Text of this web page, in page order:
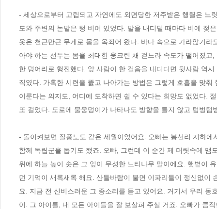
- 세상으로부터 고립되고 자연에도 외면당한 저주받은 행렬은
도와 주변의 논밭은 텅 비어 있었다. 발을 내디딜 때마다 비에 젖
옷은 천근만근 무게로 몸을 옥죄어 왔다. 바다 속으로 가라앉기
아야 하는 선두는 몸을 최대한 웅크린 채 걷느라 속도가 떨어졌
한 덩어리로 행진했다. 앞 사람이 한 걸음을 내디디면 뒷사람 역
직였다. 가혹한 시련을 뚫고 나아가는 방법은 그렇게 호흡을 맞
이룬다는 의지도, 어디에 도착하면 쉴 수 있다는 희망도 없었다.
또 걸었다. 도로에 물웅덩이가 나타나도 방향을 틀지 않고 텀벙텀
- 돌이켜보면 질풍노도 같은 세월이었어요. 오빠는 봉선리 지하
함께 독립군을 돕기도 했죠. 오빠, 그런데 이 순간 제 머릿속에
위에 하늘 높이 솟은 그 잎이 무성한 느티나무 말이에요. 햇볕이
던 기억이 새록새록 해요. 산들바람이 불면 이파리들이 정신없이
요. 지금 전 신비스러운 그 종소리를 듣고 있어요. 거기서 우리
이. 그 아이를, 내 모든 아이들을 잘 보살펴 주실 거죠. 오빠가 큼